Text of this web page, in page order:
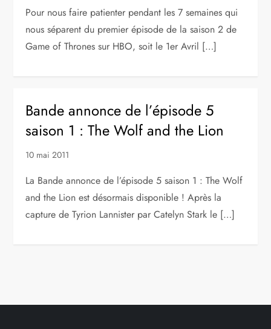
Pour nous faire patienter pendant les 7 semaines qui
nous séparent du premier épisode de la saison 2 de
Game of Thrones sur HBO, soit le 1er Avril […]
Bande annonce de l’épisode 5
saison 1 : The Wolf and the Lion
10 mai 2011
La Bande annonce de l’épisode 5 saison 1 : The Wolf
and the Lion est désormais disponible ! Après la
capture de Tyrion Lannister par Catelyn Stark le […]